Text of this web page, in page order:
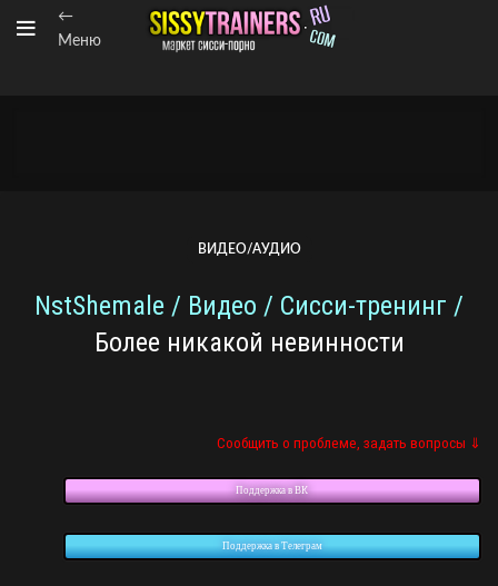
←
Меню
ВИДЕО/АУДИО
NstShemale / Видео / Сисси-тренинг /
Более никакой невинности
Сообщить о проблеме, задать вопросы ⇓
Поддержка в ВК
Поддержка в Телеграм